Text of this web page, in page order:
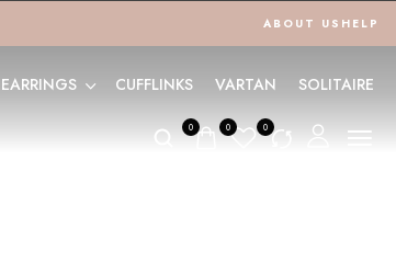
ABOUT US HELP
EARRINGS CUFFLINKS VARTAN SOLITAIRE
0 0 0